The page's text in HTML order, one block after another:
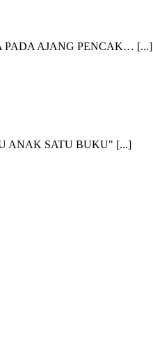
PADA AJANG PENCAK… [...]
ANAK SATU BUKU" [...]